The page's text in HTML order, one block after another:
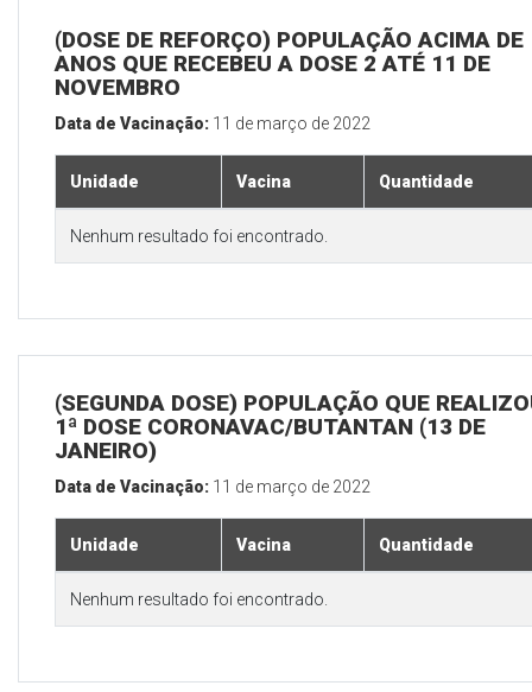
(DOSE DE REFORÇO) POPULAÇÃO ACIMA DE
ANOS QUE RECEBEU A DOSE 2 ATÉ 11 DE
NOVEMBRO
Data de Vacinação: 11 de março de 2022
Unidade Vacina Quantidade
Nenhum resultado foi encontrado.
(SEGUNDA DOSE) POPULAÇÃO QUE
1ª DOSE CORONAVAC/BUTANTAN (13 DE
JANEIRO)
Data de Vacinação: 11 de março de 2022
Unidade Vacina Quantidade
Nenhum resultado foi encontrado.